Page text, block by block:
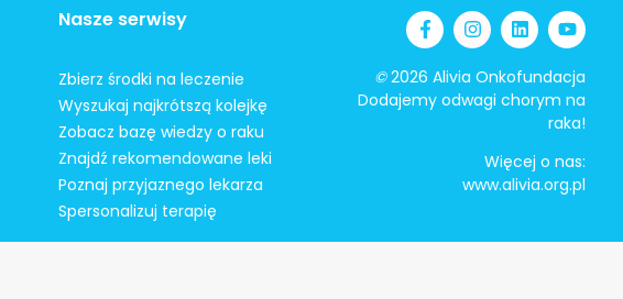
Nasze serwisy
Zbierz środki na leczenie
Wyszukaj najkrótszą kolejkę
Zobacz bazę wiedzy o raku
Znajdź rekomendowane leki
Poznaj przyjaznego lekarza
Spersonalizuj terapię
©2026 Alivia Onkofundacja
Dodajemy odwagi chorym na
raka!
Więcej o nas:
www.alivia.org.pl